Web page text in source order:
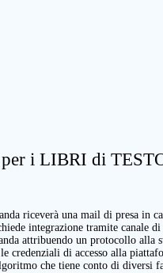
i LIBRI di
riceverà una mail di presa in
integrazione tramite canale
attribuendo un protocollo alla
credenziali di accesso alla
che tiene conto di diversi